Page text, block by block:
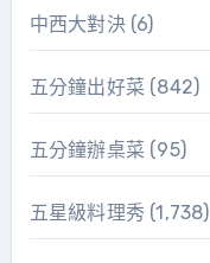
中西大對決(6)
五分鐘出好菜 (842)
五分鐘辦桌菜 (95)
五星級料理秀(1,738)